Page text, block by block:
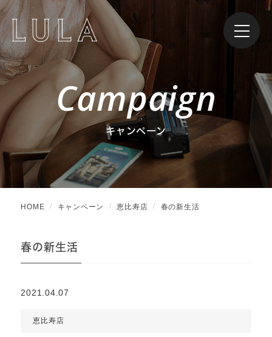
Campaign
キャンペーン
HOME キャンペーン 恵比寿店 春の新生活
春の新生活
2021.04.07
恵比寿店